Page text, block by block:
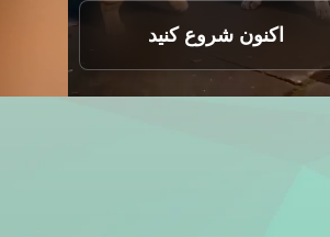
اکنون شروع کنید